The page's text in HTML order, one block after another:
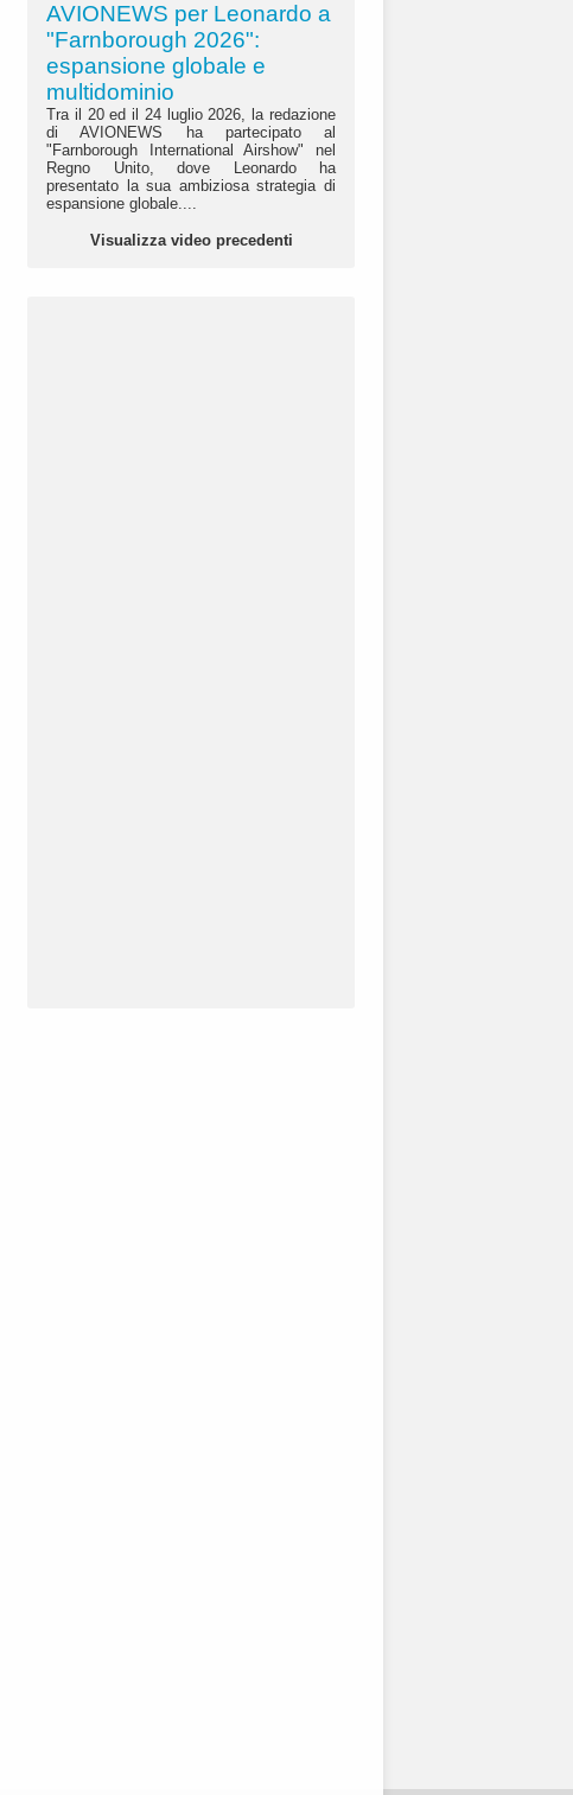
AVIONEWS per Leonardo a
"Farnborough 2026":
espansione globale e
multidominio
Tra il 20 ed il 24 luglio 2026, la redazione
di AVIONEWS ha partecipato al
"Farnborough International Airshow" nel
Regno Unito, dove Leonardo ha
presentato la sua ambiziosa strategia di
espansione globale....
Visualizza video precedenti